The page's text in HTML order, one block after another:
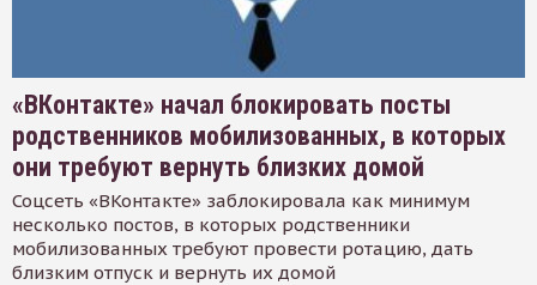
«ВКонтакте» начал блокировать посты
родственников мобилизованных, в которых
они требуют вернуть близких домой
Соцсеть «ВКонтакте» заблокировала как минимум
несколько постов, в которых родственники
мобилизованных требуют провести ротацию, дать
близким отпуск и вернуть их домой